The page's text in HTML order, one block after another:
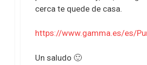
cerca te quede de casa.
https://www.gamma.es/es/
Un saludo 🙂